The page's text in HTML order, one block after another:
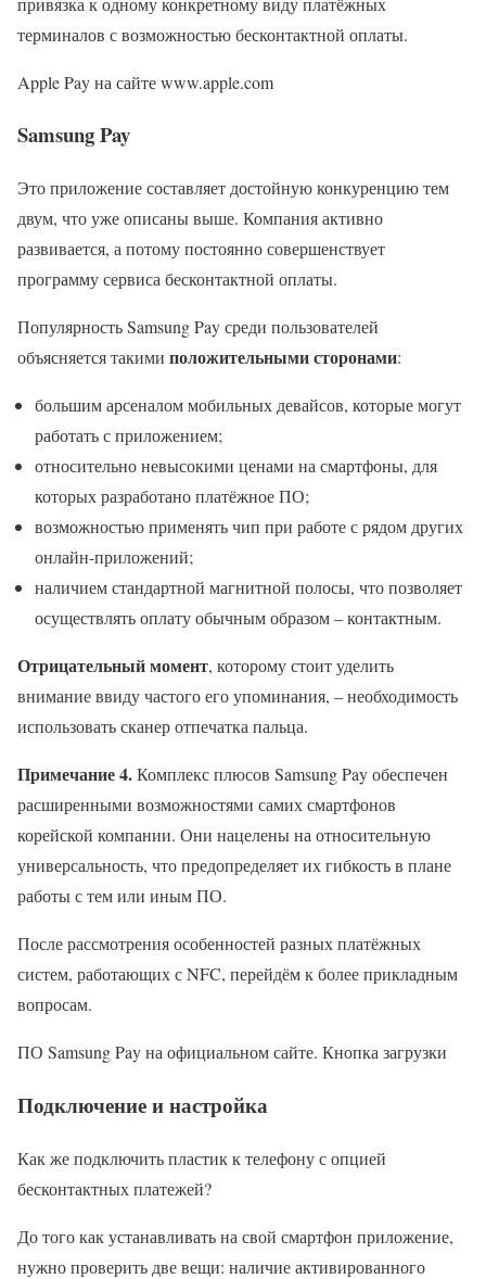
терминалов с возможностью бесконтактной оплаты.
Apple Pay на сайте www.apple.com
Samsung Pay
Это приложение составляет достойную конкуренцию тем
двум, что уже описаны выше. Компания активно
развивается, а потому постоянно совершенствует
программу сервиса бесконтактной оплаты.
Популярность Samsung Pay среди пользователей
объясняется такими положительными сторонами:
большим арсеналом мобильных девайсов, которые могут
работать с приложением;
относительно невысокими ценами на смартфоны, для
которых разработано платёжное ПО;
возможностью применять чип при работе с рядом других
онлайн-приложений;
наличием стандартной магнитной полосы, что позволяет
осуществлять оплату обычным образом – контактным.
Отрицательный момент, которому стоит уделить
внимание ввиду частого его упоминания, – необходимость
использовать сканер отпечатка пальца.
Примечание 4.Комплекс плюсов Samsung Pay обеспечен
расширенными возможностями самих смартфонов
корейской компании. Они нацелены на относительную
универсальность, что предопределяет их гибкость в плане
работы с тем или иным ПО.
После рассмотрения особенностей разных платёжных
систем, работающих с NFC, перейдём к более прикладным
вопросам.
ПО Samsung Pay на официальном сайте. Кнопка загрузки
Подключение и настройка
Как же подключить пластик к телефону с опцией
бесконтактных платежей?
До того как устанавливать на свой смартфон приложение,
нужно проверить две вещи: наличие активированного